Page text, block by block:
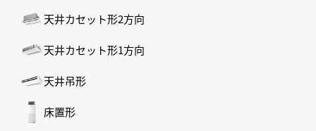
天井カセット形2方向
天井カセット形1方向
天井吊形
床置形